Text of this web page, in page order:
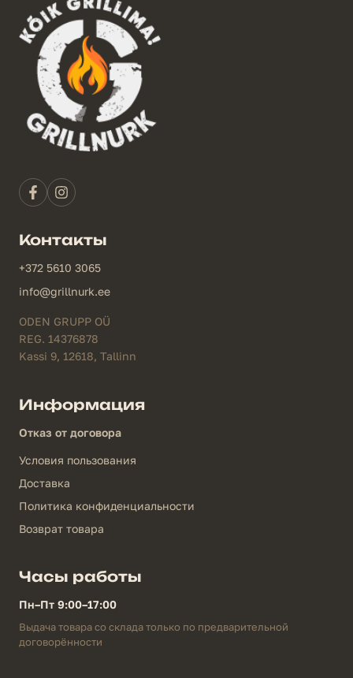
Контакты
+372 5610 3065
info@grillnurk.ee
ODEN GRUPP OÜ
REG. 14376878
Kassi 9, 12618, Tallinn
Информация
Отказ от договора
Условия пользования
Доставка
Политика конфиденциальности
Возврат товара
Часы работы
Пн–Пт 9:00–17:00
Выдача товара со склада только по предварительной
договорённости